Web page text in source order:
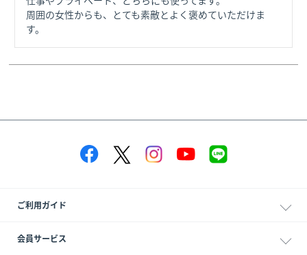
周囲の女性からも、とても素敵とよく褒めていただけま
す。
ご利用ガイド
会員サービス